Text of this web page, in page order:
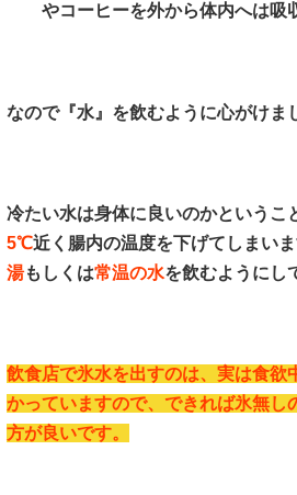
やコーヒーを外から体内へは吸
なので『水』を飲むように心がけま
冷たい水は身体に良いのかというこ
5℃近く腸内の温度を下げてしまい
湯もしくは常温の水を飲むようにし
飲食店で氷水を出すのは、実は食欲
かっていますので、できれば氷無し
方が良いです。